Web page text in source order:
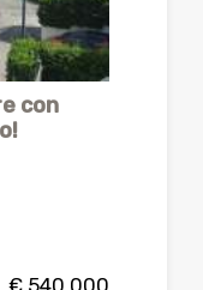
con
€ 540.000